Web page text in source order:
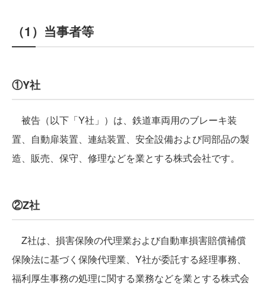
（1）当事者等
①Y社
被告（以下「Y社」）は、鉄道車両用のブレーキ装
置、自動扉装置、連結装置、安全設備および同部品の製
造、販売、保守、修理などを業とする株式会社です。
②Z社
Z社は、損害保険の代理業および自動車損害賠償補償
保険法に基づく保険代理業、Y社が委託する経理事務、
福利厚生事務の処理に関する業務などを業とする株式会